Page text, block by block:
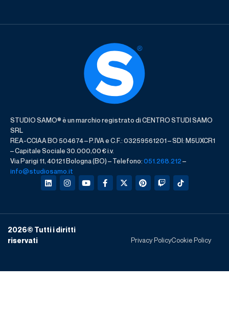
STUDIO SAMO® è un marchio registrato di CENTRO STUDI SAMO
SRL
REA-CCIAA BO 504674 – P.IVA e C.F.: 03259561201 – SDI: M5UXCR1
– Capitale Sociale 30.000,00 € i.v.
Via Parigi 11, 40121 Bologna (BO) – Telefono:051.268.212–
info@studiosamo.it
2026© Tutti i diritti
riservati​
Privacy PolicyCookie Policy